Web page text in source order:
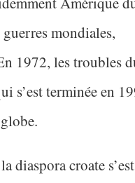
mondiales,
1972, les troubles
s’est terminée en
diaspora croate s’est